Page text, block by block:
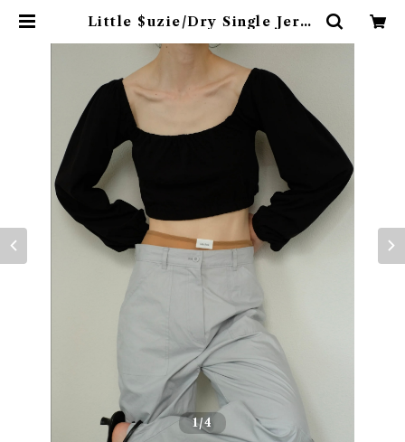
Little $uzie/Dry Single Jerse
lack) | 774boutique
1/4